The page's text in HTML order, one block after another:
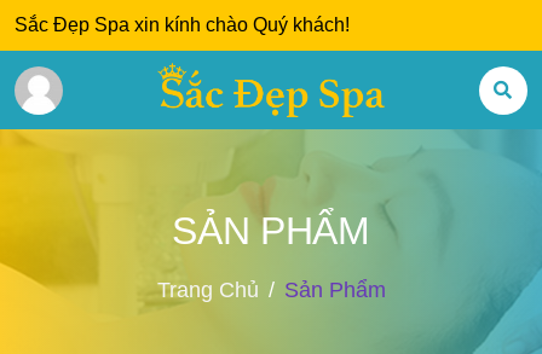
Sắc Đẹp Spa xin kính chào Quý khách!
SẢN PHẨM
Trang Chủ Sản Phẩm